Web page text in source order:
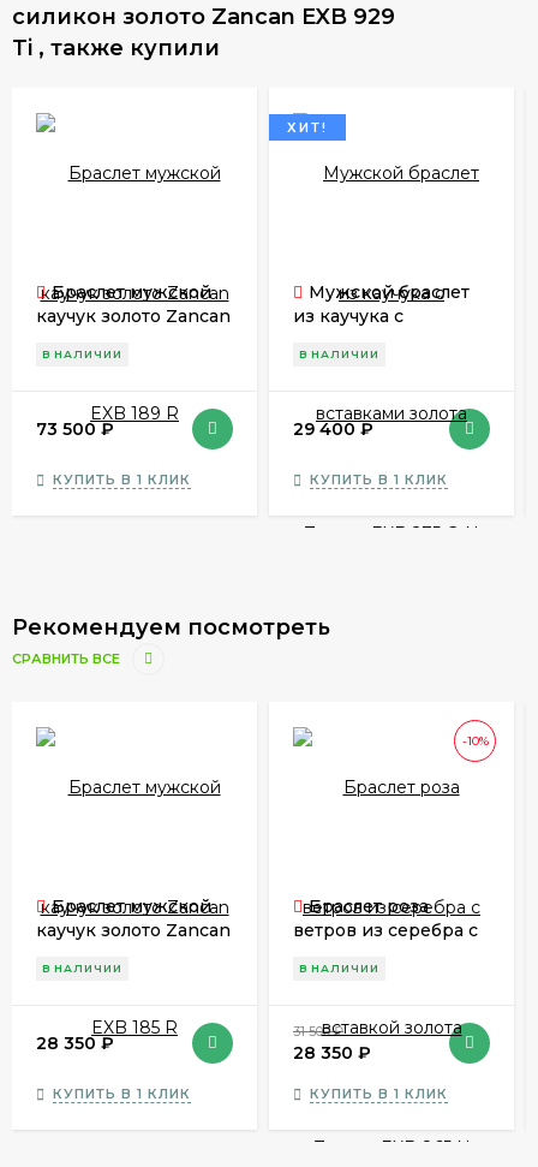
силикон золото Zancan EXB 929
Ti , также купили
Браслет мужской
каучук золото Zancan
В НАЛИЧИИ
73 500₽
КУПИТЬ В 1 КЛИК
ХИТ!
Мужской браслет
из каучука с
Zancan EXB 275 G-N
В НАЛИЧИИ
29 400₽
КУПИТЬ В 1 КЛИК
Рекомендуем посмотреть
СРАВНИТЬ ВСЕ
Браслет мужской
каучук золото Zancan
В НАЛИЧИИ
28 350₽
КУПИТЬ В 1 КЛИК
-10%
Браслет роза
ветров из серебра с
Zancan EXB 865 N
В НАЛИЧИИ
31 500₽
28 350 ₽
КУПИТЬ В 1 КЛИК